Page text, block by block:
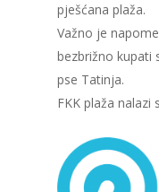
pješćana plaža.
Važno je
bezbrižno kupati
pse Tatinja.
FKK plaža